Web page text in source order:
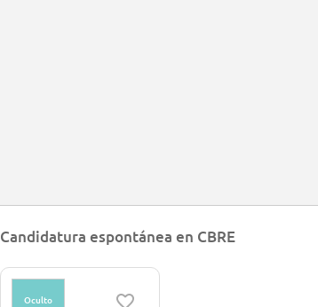
Candidatura espontánea en CBRE
Oculto